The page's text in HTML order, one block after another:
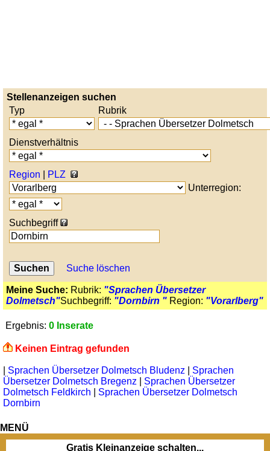
Stellenanzeigen suchen
Typ
Rubrik
Dienstverhältnis
Region
PLZ
Unterregion:
Suchbegriff
Suche löschen
Meine Suche: Rubrik: "Sprachen Übersetzer
Dolmetsch"Suchbegriff: "Dornbirn " Region: "Vorarlberg"
Ergebnis: 0 Inserate
Keinen Eintrag gefunden
Sprachen Übersetzer Dolmetsch Bludenz
Sprachen
Übersetzer Dolmetsch Bregenz
Sprachen Übersetzer
Dolmetsch Feldkirch
Sprachen Übersetzer Dolmetsch
Dornbirn
MENÜ
Gratis Kleinanzeige schalten...